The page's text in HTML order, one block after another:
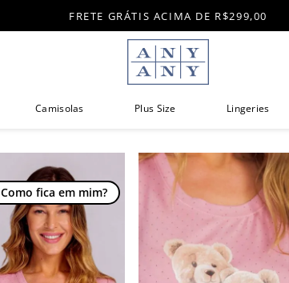
FRETE GRÁTIS ACIMA DE R$299,00
Camisolas Plus Size Lingeries
Como fica em mim?